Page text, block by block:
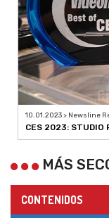
10.01.2023 > Newsline
CES 2023: STUDIO
MÁS
CONTENIDOS